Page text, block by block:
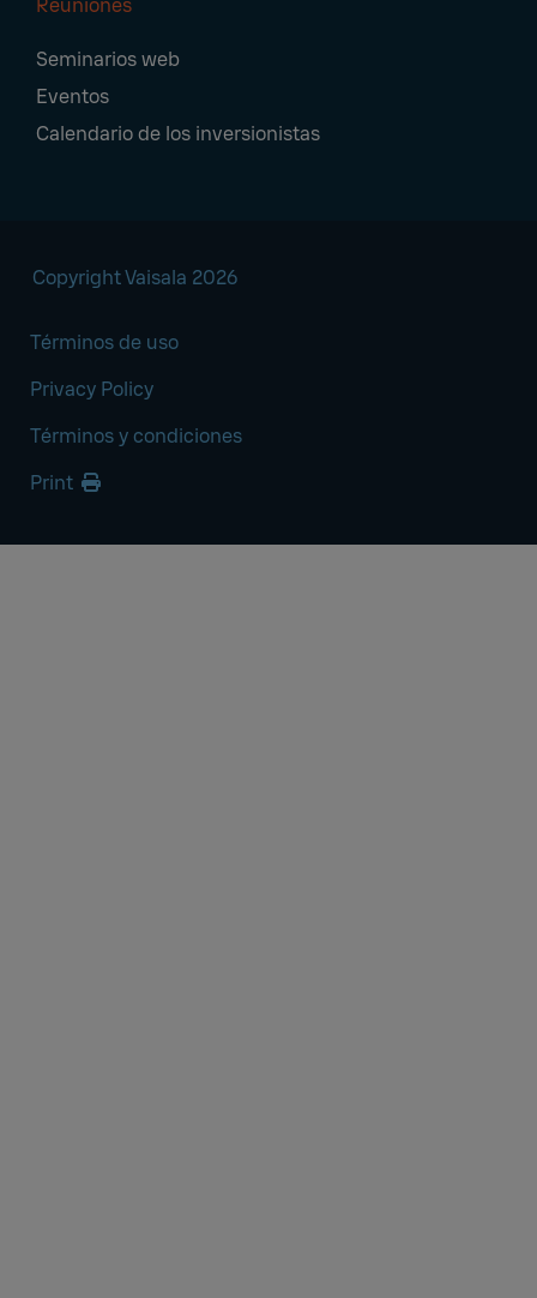
Seminarios web
Eventos
Calendario de los inversionistas
Copyright Vaisala 2026
Términos de uso
Privacy Policy
Términos y condiciones
Print